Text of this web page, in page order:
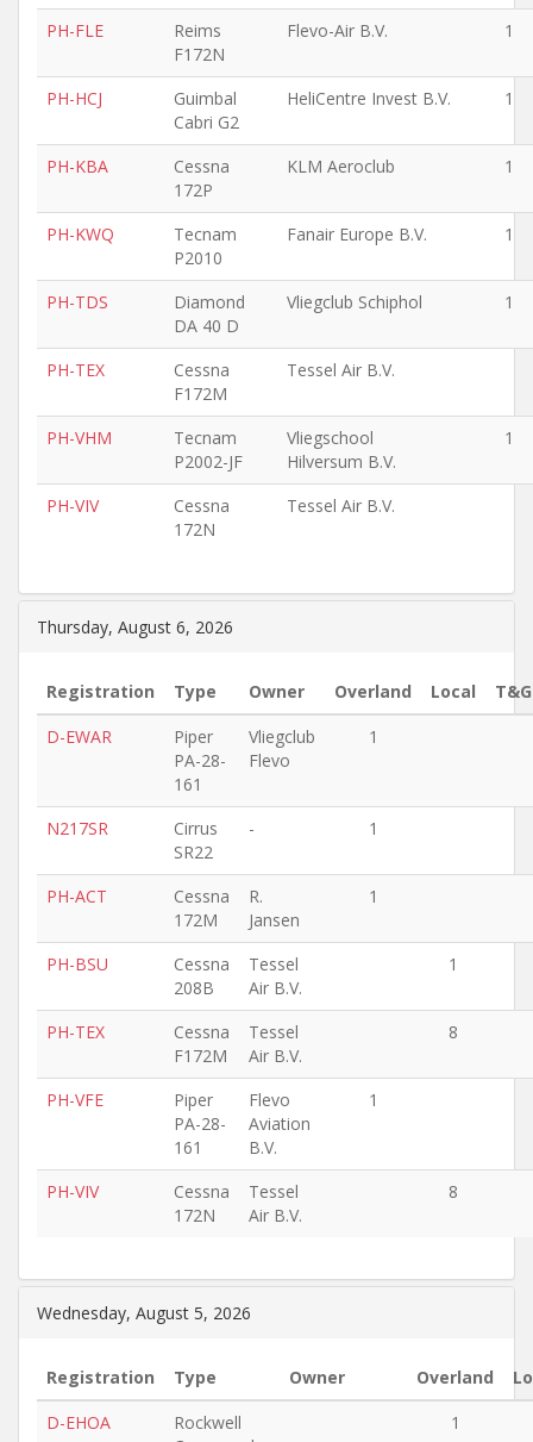
PH-FLE
Reims
F172N
Flevo-Air B.V. 1
PH-HCJ
Guimbal
Cabri G2
HeliCentre Invest B.V. 1
PH-KBA
Cessna
172P
KLM Aeroclub 1
PH-KWQ
Tecnam
P2010
Fanair Europe B.V. 1
PH-TDS
Diamond
DA 40 D
Vliegclub Schiphol 1
PH-TEX
Cessna
F172M
Tessel Air B.V.
PH-VHM
Tecnam
P2002-JF
Vliegschool
Hilversum B.V.
1
PH-VIV
Cessna
172N
Tessel Air B.V.
Thursday, August 6, 2026
Registration Type Owner Overland Local
T&G
D-EWAR
Piper
PA-28-
161
Vliegclub
Flevo
1
N217SR
Cirrus
SR22
- 1
PH-ACT
Cessna
172M
R.
Jansen
1
PH-BSU
Cessna
208B
Tessel
Air B.V.
1
PH-TEX
Cessna
F172M
Tessel
Air B.V.
8
PH-VFE
Piper
PA-28-
161
Flevo
Aviation
B.V.
1
PH-VIV
Cessna
172N
Tessel
Air B.V.
8
Wednesday, August 5, 2026
Registration Type Owner Overland
D-EHOA
Rockwell
1